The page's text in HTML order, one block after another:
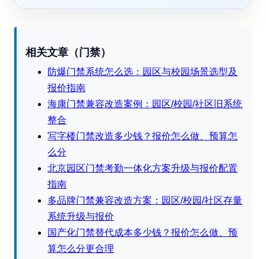
相关文章（门禁）
防爆门禁系统怎么选：园区与校园场景选型及
报价指南
海康门禁兼容改造案例：园区/校园/社区旧系统
整合
写字楼门禁改造多少钱？报价怎么做、预算怎
么分
北京园区门禁考勤一体化方案升级与报价配置
指南
多品牌门禁兼容改造方案：园区/校园/社区存量
系统升级与报价
国产化门禁替代成本多少钱？报价怎么做、预
算怎么分更合理